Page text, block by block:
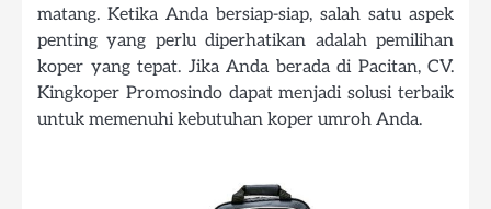
matang. Ketika Anda bersiap-siap, salah satu aspek
penting yang perlu diperhatikan adalah pemilihan
koper yang tepat. Jika Anda berada di Pacitan, CV.
Kingkoper Promosindo dapat menjadi solusi terbaik
untuk memenuhi kebutuhan koper umroh Anda.